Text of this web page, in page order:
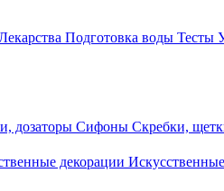
Подготовка воды Тесты
дозаторы Сифоны Скребки,
декорации